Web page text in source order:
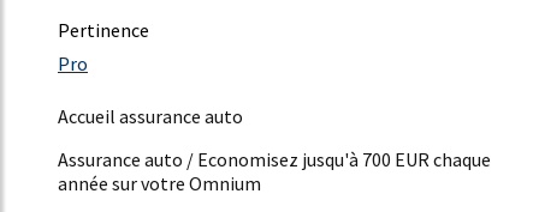
Pertinence
53%
Pro
Accueil assurance auto
Assurance auto / Economisez jusqu'à 700 EUR chaque
année sur votre Omnium